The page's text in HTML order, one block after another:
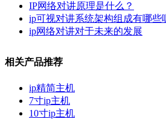
IP网络对讲原理是什么？
ip可视对讲系统架构组成有哪些
ip网络对讲对于未来的发展
相关产品推荐
ip精简主机
7寸ip主机
10寸ip主机